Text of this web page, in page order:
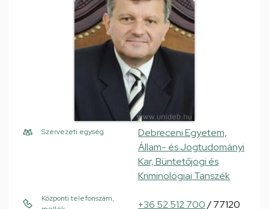
Szervezeti egység
Debreceni Egyetem,
Állam- és Jogtudományi
Kar, Büntetőjogi és
Kriminológiai Tanszék
Központi telefonszám,
+36 52 512 700/ 77120